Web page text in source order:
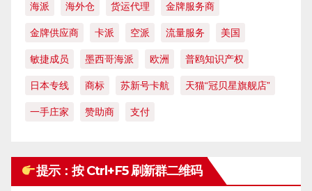
海派 海外仓 货运代理 金牌服务商
金牌供应商 卡派 空派 流量服务 美国
敏捷成员 墨西哥海派 欧洲 普鸥知识产权
日本专线 商标 苏新号卡航 天猫“冠贝星旗舰店”
一手庄家 赞助商 支付
提示：按 Ctrl+F5 刷新群二维码